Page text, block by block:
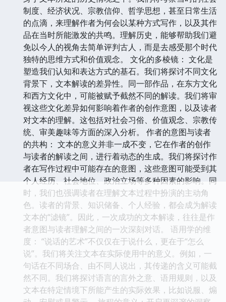
制度、经济状况、宗教信仰、哲学思想，甚至日常生活
的点滴，来理解作者为何会以某种方式写作，以及其作
品在当时所能激发的共鸣。理解历史，能够帮助我们避
免以今人的视角去简单评判古人，而是去感受那个时代
独特的思维方式和价值观念。 文化的多棱镜： 文化是
塑造我们认知和表达方式的基石。我们将探讨不同文化
背景下，文本解读的差异性。同一部作品，在东方文化
和西方文化中，可能被赋予截然不同的解读。我们将审
视这些文化差异如何影响着作者的创作意图，以及读者
对文本的理解。这包括对社会习俗、价值观念、宗教传
统、审美趣味等方面的深入分析。 作者的意图与读者
的共构： 文本的意义并非一成不变，它在作者的创作
与读者的解读之间，进行着动态的生成。我们将探讨作
者在写作过程中可能存在的意图，这些意图可能受到其
个人经历、社会地位、政治立场等多种因素的影响。同
时，我们也强调读者在理解文本过程中扮演的主动角
色。读者的背景、知识储备、个人经验，都会成为解读
文本的“滤镜”。因此，一次成功的文本解读，往往是作
者意图与读者理解之间的一次深刻对话。 语用学的维
度： “说话的艺术”不仅仅在于说什么，更在于“怎么
说”。我们将关注文本在实际使用中的意义。例如，一
句话在不同场合、由不同人说出，其传递的含义可能截
然不同。我们将探讨语言的言外之意、语用规则，以及
文本在特定情境下所能产生的实际效果，比如说服、煽